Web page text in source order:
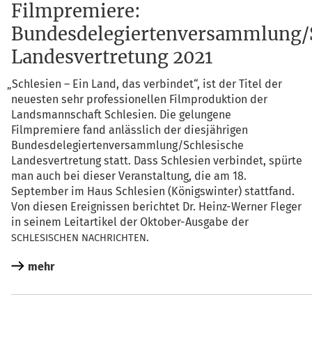
Filmpremiere:
Bundesdelegiertenversammlung/
Landesvertretung 2021
Schle­si­en – Ein Land, das ver­bin­det“, ist der Titel der
neu­es­ten sehr pro­fes­sio­nel­len Film­pro­duk­ti­on der
Lands­mann­schaft Schle­si­en. Die gelun­ge­ne
Film­pre­mie­re fand anläss­lich der dies­jäh­ri­gen
Bundesdelegiertenversammlung/Schlesische
Lan­des­ver­tre­tung statt. Dass Schle­si­en ver­bin­det, spür­te
man auch bei die­ser Ver­an­stal­tung, die am 18.
Sep­tem­ber im Haus Schle­si­en (Königs­win­ter) statt­fand.
Von die­sen Ereig­nis­sen berich­tet Dr. Heinz-Wer­ner Fle­ger
in sei­nem Leit­ar­ti­kel der Okto­ber-Aus­ga­be der
SCHLESISCHEN NACHRICHTEN.
mehr